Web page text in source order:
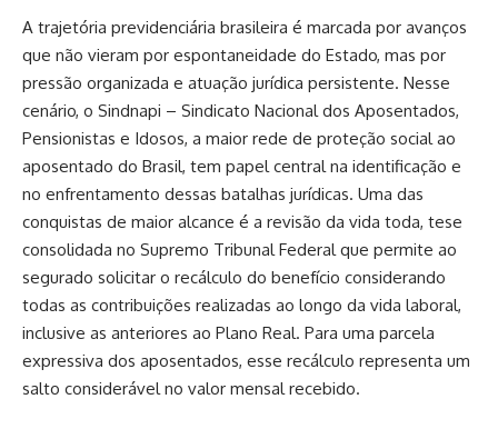
A trajetória previdenciária brasileira é marcada por avanços
que não vieram por espontaneidade do Estado, mas por
pressão organizada e atuação jurídica persistente. Nesse
cenário, o Sindnapi – Sindicato Nacional dos Aposentados,
Pensionistas e Idosos, a maior rede de proteção social ao
aposentado do Brasil, tem papel central na identificação e
no enfrentamento dessas batalhas jurídicas. Uma das
conquistas de maior alcance é a revisão da vida toda, tese
consolidada no Supremo Tribunal Federal que permite ao
segurado solicitar o recálculo do benefício considerando
todas as contribuições realizadas ao longo da vida laboral,
inclusive as anteriores ao Plano Real. Para uma parcela
expressiva dos aposentados, esse recálculo representa um
salto considerável no valor mensal recebido.